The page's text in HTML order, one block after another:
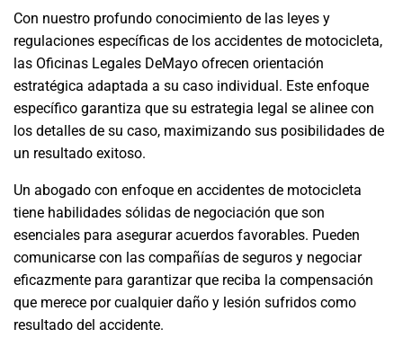
Con nuestro profundo conocimiento de las leyes y
regulaciones específicas de los accidentes de motocicleta,
las Oficinas Legales DeMayo ofrecen orientación
estratégica adaptada a su caso individual. Este enfoque
específico garantiza que su estrategia legal se alinee con
los detalles de su caso, maximizando sus posibilidades de
un resultado exitoso.
Un abogado con enfoque en accidentes de motocicleta
tiene habilidades sólidas de negociación que son
esenciales para asegurar acuerdos favorables. Pueden
comunicarse con las compañías de seguros y negociar
eficazmente para garantizar que reciba la compensación
que merece por cualquier daño y lesión sufridos como
resultado del accidente.